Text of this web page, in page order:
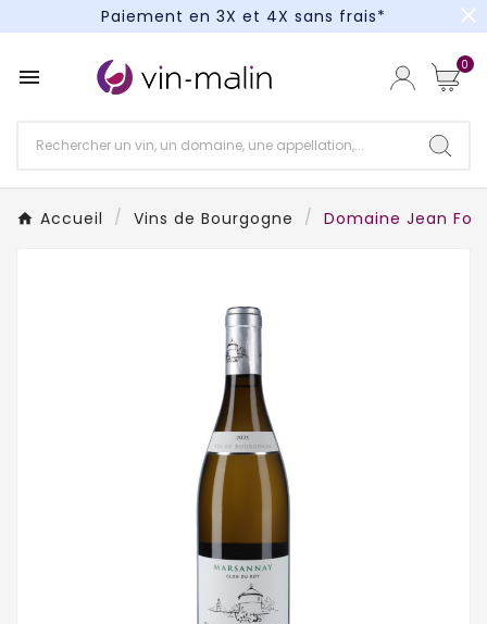
Paiement en 3X et 4X sans frais*
Paiement en 3X et 4X sans frais*
close
 0
Accueil Vins de Bourgogne Domaine Jean